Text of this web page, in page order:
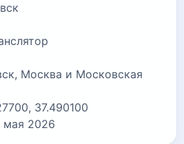
Москва и Московская
37.490100
мая 2026